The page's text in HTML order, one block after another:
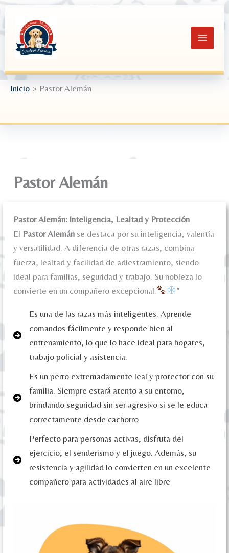
contenido
Inicio Pastor Alemán
Pastor Alemán
Pastor Alemán: Inteligencia, Lealtad y Protección
El Pastor Alemán se destaca por su inteligencia, valentía
y versatilidad. A diferencia de otras razas, combina
fuerza, lealtad y facilidad de adiestramiento, siendo
ideal para familias, seguridad y trabajo. Su nobleza lo
convierte en un compañero excepcional.
”
Es una de las razas más inteligentes. Aprende
comandos fácilmente y responde bien al
entrenamiento, lo que lo hace ideal para hogares,
trabajo policial y asistencia.
Es un perro extremadamente leal y protector con su
familia. Siempre estará atento a su entorno,
brindando seguridad sin ser agresivo si se le educa
correctamente desde cachorro
Perfecto para personas activas, disfruta del
ejercicio, el senderismo y el juego. Además, su
resistencia y agilidad lo convierten en un excelente
compañero para actividades al aire libre